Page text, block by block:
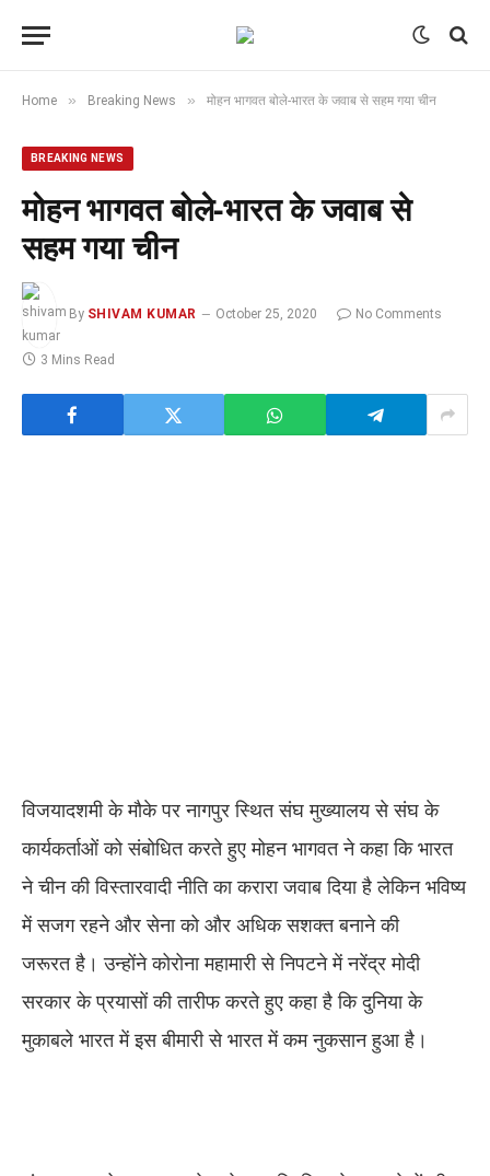
Home » Breaking News » मोहन भागवत बोले-भारत के जवाब से सहम गया चीन
BREAKING NEWS
मोहन भागवत बोले-भारत के जवाब से
सहम गया चीन
By SHIVAM KUMAR October 25, 2020 No Comments
3 Mins Read
विजयादशमी के मौके पर नागपुर स्थित संघ मुख्यालय से संघ के
कार्यकर्ताओं को संबोधित करते हुए मोहन भागवत ने कहा कि भारत
ने चीन की विस्तारवादी नीति का करारा जवाब दिया है लेकिन भविष्य
में सजग रहने और सेना को और अधिक सशक्त बनाने की
जरूरत है। उन्होंने कोरोना महामारी से निपटने में नरेंद्र मोदी
सरकार के प्रयासों की तारीफ करते हुए कहा है कि दुनिया के
मुकाबले भारत में इस बीमारी से भारत में कम नुकसान हुआ है।